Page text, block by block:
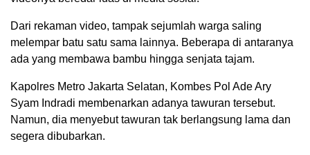
Dari rekaman video, tampak sejumlah warga saling
melempar batu satu sama lainnya. Beberapa di antaranya
ada yang membawa bambu hingga senjata tajam.
Kapolres Metro Jakarta Selatan, Kombes Pol Ade Ary
Syam Indradi membenarkan adanya tawuran tersebut.
Namun, dia menyebut tawuran tak berlangsung lama dan
segera dibubarkan.